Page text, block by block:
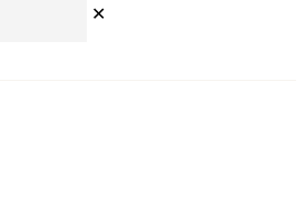
✕